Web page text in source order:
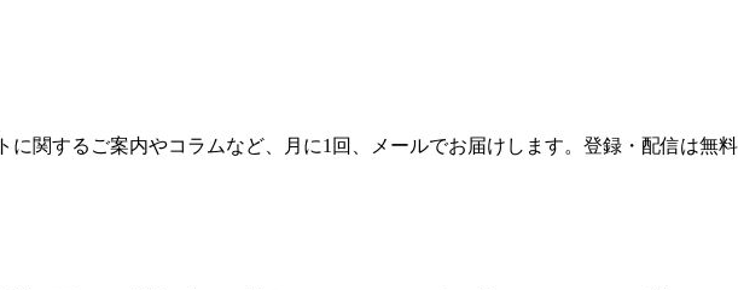
に関するご案内やコラムなど、月に1回、メールでお届けします。登録・配信は無